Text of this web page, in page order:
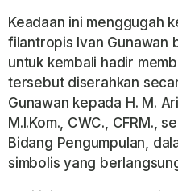
Keadaan ini menggugah
filantropis Ivan Gunawan
untuk kembali hadir
tersebut diserahkan
Gunawan kepada H. M.
M.I.Kom., CWC., CFRM.,
Bidang Pengumpulan,
simbolis yang